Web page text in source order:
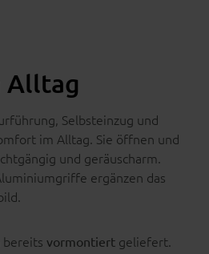
Alltag
Selbsteinzug und
im Alltag. Sie öffnen und
und geräuscharm.
ergänzen das
vormontiert geliefert.